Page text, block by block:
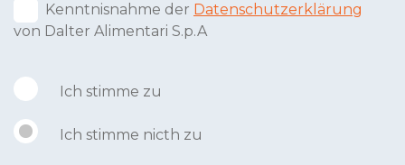
Kenntnisnahme der Datenschutzerklärung
von Dalter Alimentari S.p.A
Ich stimme zu
Ich stimme nicth zu